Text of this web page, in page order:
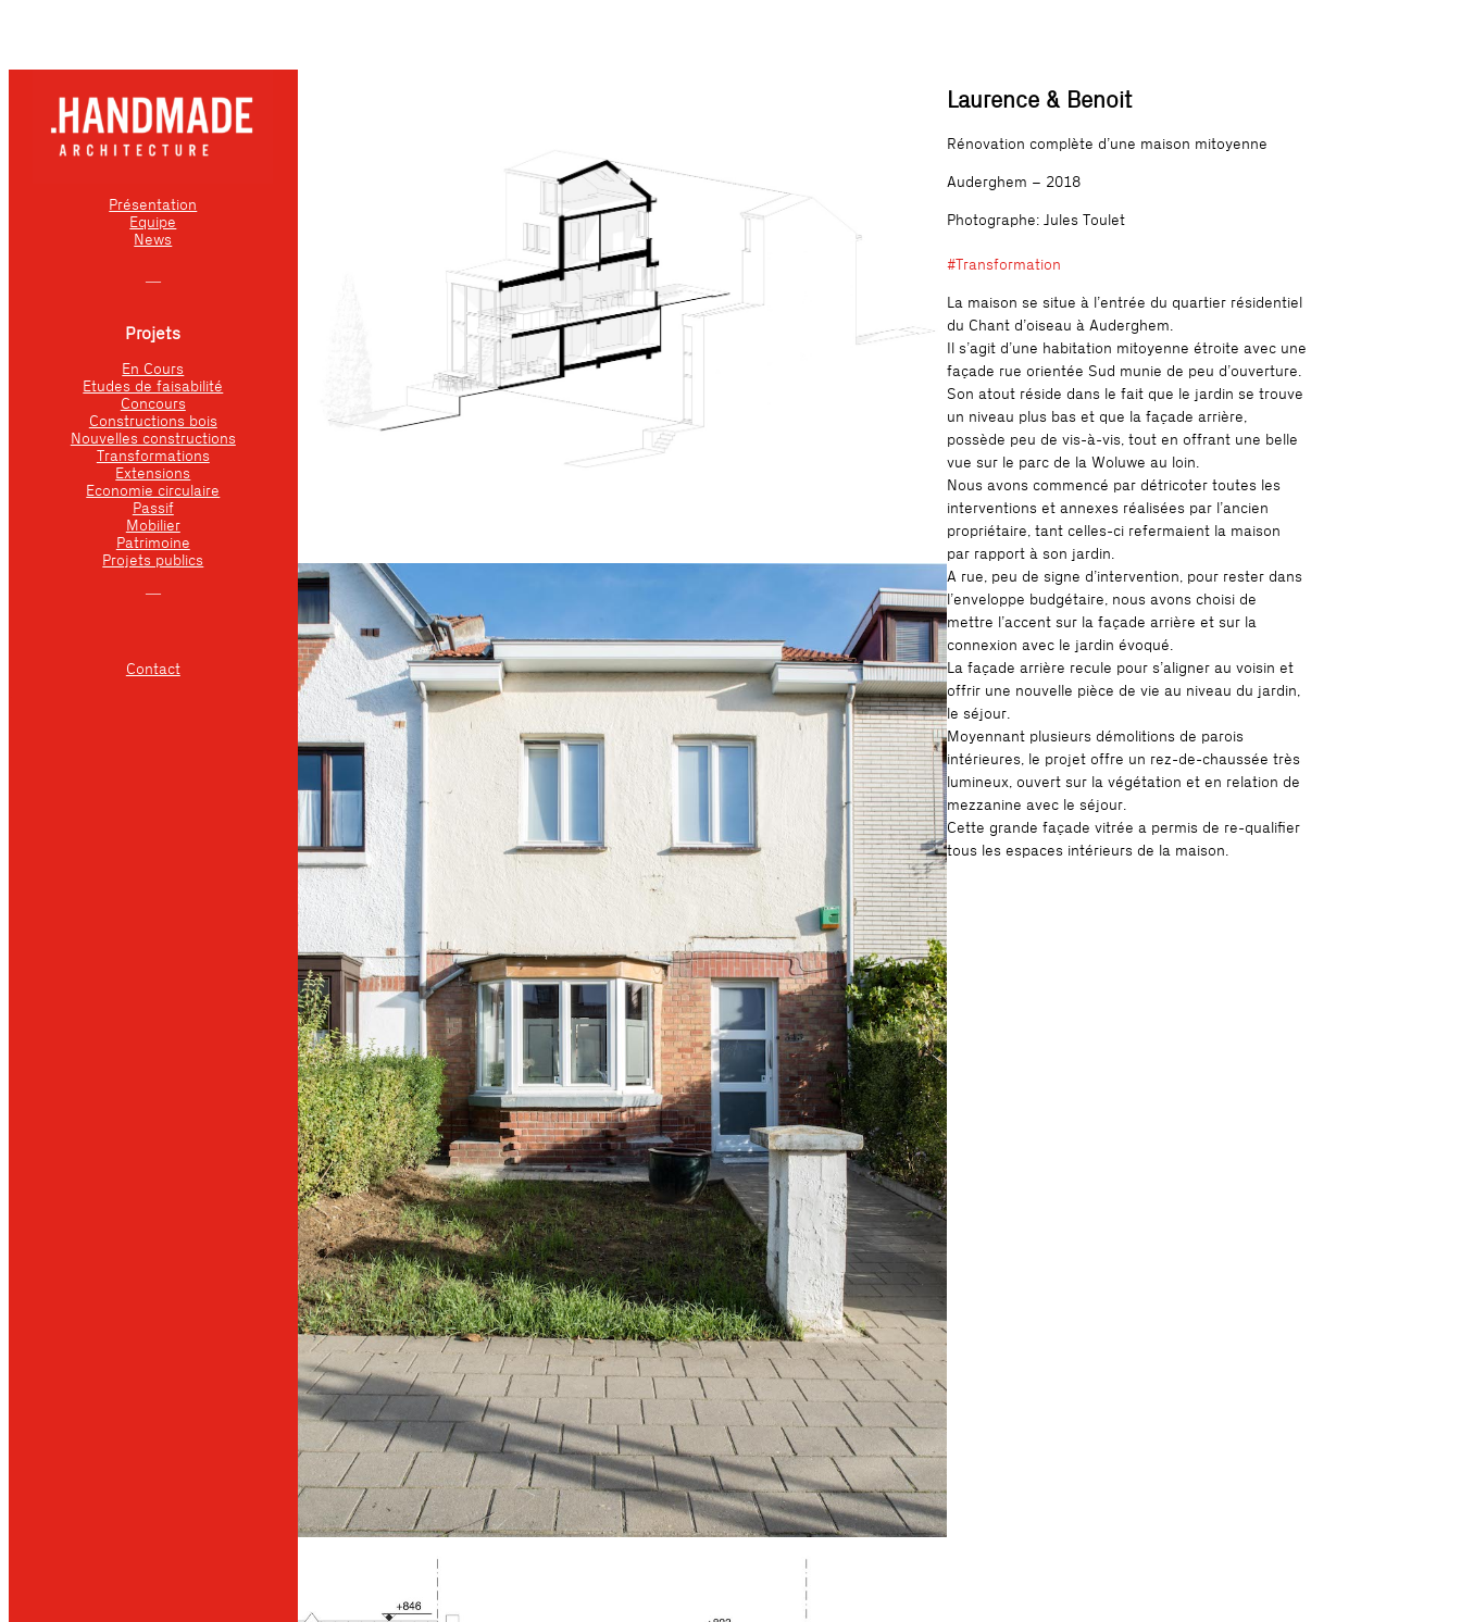
Présentation
Equipe
News
―
Projets
En Cours
Etudes de faisabilité
Concours
Constructions bois
Nouvelles constructions
Transformations
Extensions
Economie circulaire
Passif
Mobilier
Patrimoine
Projets publics
―
Contact
Laurence & Benoit
Rénovation complète d’une maison mitoyenne
Auderghem – 2018
Photographe: Jules Toulet
#Transformation
La maison se situe à l’entrée du quartier résidentiel
du Chant d’oiseau à Auderghem.
Il s’agit d’une habitation mitoyenne étroite avec une
façade rue orientée Sud munie de peu d’ouverture.
Son atout réside dans le fait que le jardin se trouve
un niveau plus bas et que la façade arrière,
possède peu de vis-à-vis, tout en offrant une belle
vue sur le parc de la Woluwe au loin.
Nous avons commencé par détricoter toutes les
interventions et annexes réalisées par l’ancien
propriétaire, tant celles-ci refermaient la maison
par rapport à son jardin.
A rue, peu de signe d’intervention, pour rester dans
l’enveloppe budgétaire, nous avons choisi de
mettre l’accent sur la façade arrière et sur la
connexion avec le jardin évoqué.
La façade arrière recule pour s’aligner au voisin et
offrir une nouvelle pièce de vie au niveau du jardin,
le séjour.
Moyennant plusieurs démolitions de parois
intérieures, le projet offre un rez-de-chaussée très
lumineux, ouvert sur la végétation et en relation de
mezzanine avec le séjour.
Cette grande façade vitrée a permis de re-qualifier
tous les espaces intérieurs de la maison.